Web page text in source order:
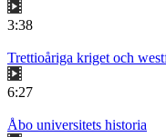
3:38
Trettioåriga kriget och
6:27
Åbo universitets historia